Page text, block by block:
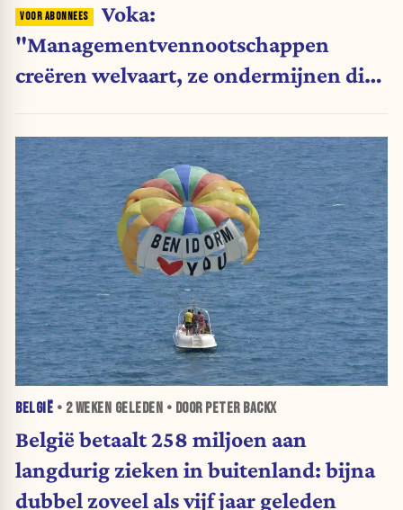
Voka:
"Managementvennootschappen
creëren welvaart, ze ondermijnen die
BELGIË • 2 WEKEN GELEDEN • DOOR PETER BACKX
België betaalt 258 miljoen aan
langdurig zieken in buitenland: bijna
dubbel zoveel als vijf jaar geleden